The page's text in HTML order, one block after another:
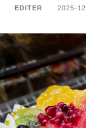
EDITER 2025-